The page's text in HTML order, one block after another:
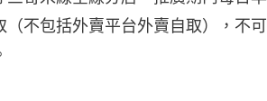
（不包括外賣平台外賣自取），不